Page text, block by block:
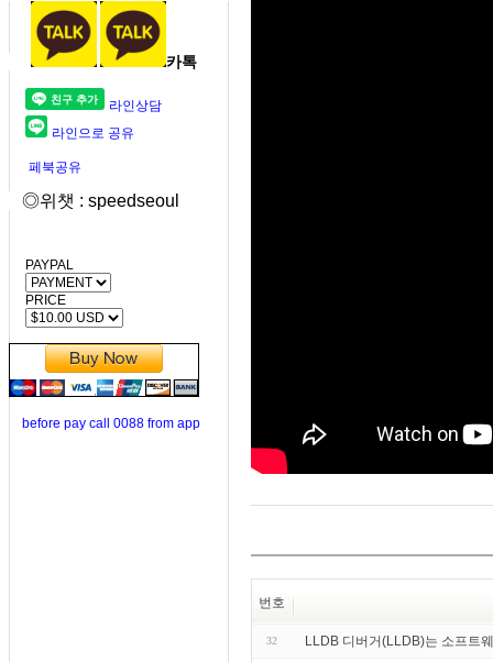
카톡
라인상담
라인으로 공유
페북공유
◎위챗 : speedseoul
PAYPAL
PRICE
before pay call 0088 from app
번호
32 LLDB 디버거(LLDB)는 소프트